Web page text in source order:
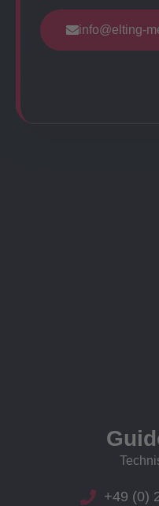
info@elting-
+49 (0)